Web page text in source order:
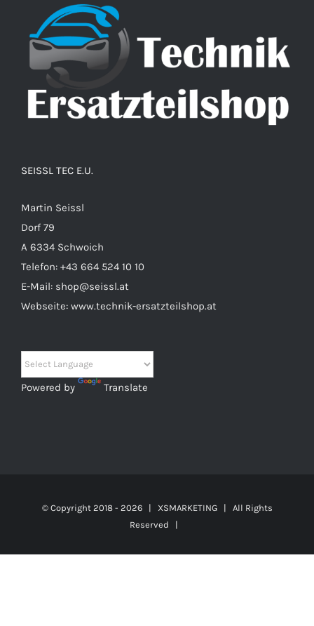
SEISSL TEC E.U.
Martin Seissl
Dorf 79
A 6334 Schwoich
Telefon: +43 664 524 10 10
E-Mail: shop@seissl.at
Webseite: www.technik-ersatzteilshop.at
Powered by Translate
© Copyright 2018 - 2026 | XSMARKETING| All Rights
Reserved |